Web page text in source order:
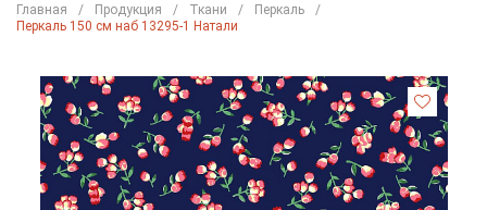
Главная Продукция Ткани
Перкаль
Перкаль 150 см наб 13295-1 Натали